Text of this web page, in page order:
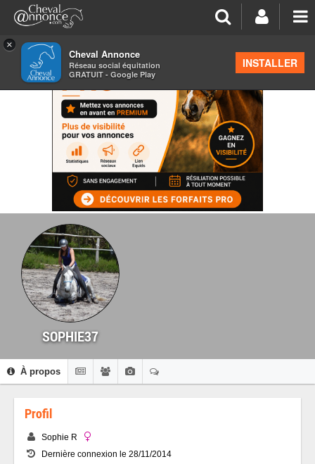
×
Cheval Annonce
Réseau social équitation
GRATUIT - Google Play
INSTALLER
SOPHIE37
À propos
Profil
Sophie R
Dernière connexion le 28/11/2014